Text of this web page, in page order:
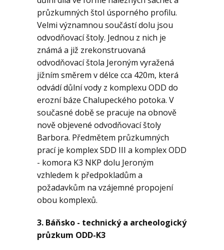
průzkumných štol úsporného profilu.
Velmi významnou součástí dolu jsou
odvodňovací štoly. Jednou z nich je
známá a již zrekonstruovaná
odvodňovací štola Jeroným vyražená
jižním směrem v délce cca 420m, která
odvádí důlní vody z komplexu ODD do
erozní báze Chalupeckého potoka. V
současné době se pracuje na obnově
nově objevené odvodňovací štoly
Barbora. Předmětem průzkumných
prací je komplex SDD III a komplex ODD
- komora K3 NKP dolu Jeroným
vzhledem k předpokladům a
požadavkům na vzájemné propojení
obou komplexů.
3. Báňsko - technický a archeologický
průzkum ODD-K3